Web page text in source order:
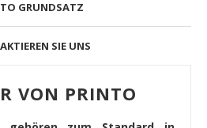
GRUNDSATZ
SIE UNS
VON PRINTO